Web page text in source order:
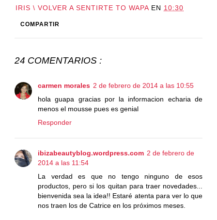
IRIS \ VOLVER A SENTIRTE TO WAPA EN 10:30
COMPARTIR
24 COMENTARIOS :
carmen morales 2 de febrero de 2014 a las 10:55
hola guapa gracias por la informacion echaria de
menos el mousse pues es genial
Responder
ibizabeautyblog.wordpress.com 2 de febrero de
2014 a las 11:54
La verdad es que no tengo ninguno de esos
productos, pero si los quitan para traer novedades...
bienvenida sea la idea!! Estaré atenta para ver lo que
nos traen los de Catrice en los próximos meses.